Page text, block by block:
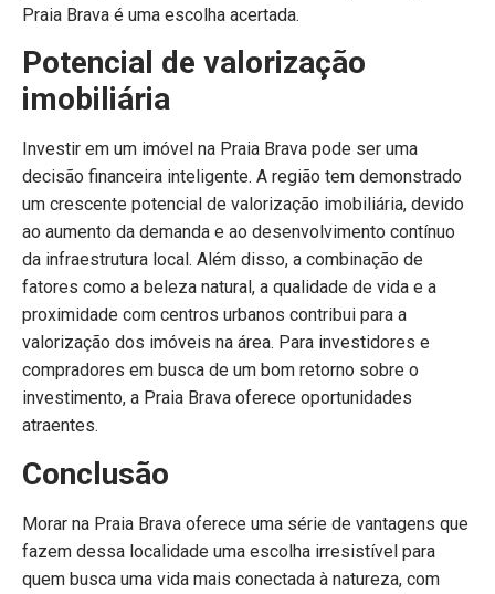
Praia Brava é uma escolha acertada.
Potencial de valorização
imobiliária
Investir em um imóvel na Praia Brava pode ser uma
decisão financeira inteligente. A região tem demonstrado
um crescente potencial de valorização imobiliária, devido
ao aumento da demanda e ao desenvolvimento contínuo
da infraestrutura local. Além disso, a combinação de
fatores como a beleza natural, a qualidade de vida e a
proximidade com centros urbanos contribui para a
valorização dos imóveis na área. Para investidores e
compradores em busca de um bom retorno sobre o
investimento, a Praia Brava oferece oportunidades
atraentes.
Conclusão
Morar na Praia Brava oferece uma série de vantagens que
fazem dessa localidade uma escolha irresistível para
quem busca uma vida mais conectada à natureza, com